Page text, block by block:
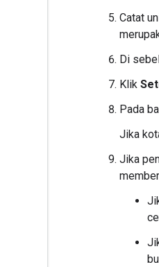
Catat
Di
Klik
Pada
Jika
Jika